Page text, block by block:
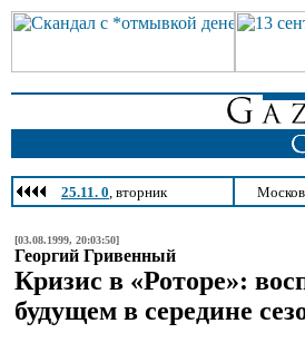
25.11. 0, вторник
[03.08.1999, 20:03:50]
Георгий Гривенный
Кризис в «Роторе»:
будущем в середине